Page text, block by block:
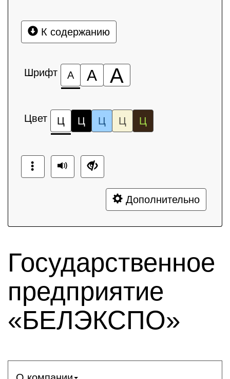
К содержанию
Шрифт А А А
Цвет Ц Ц Ц Ц Ц
Дополнительно
Государственное
предприятие
«БЕЛЭКСПО»